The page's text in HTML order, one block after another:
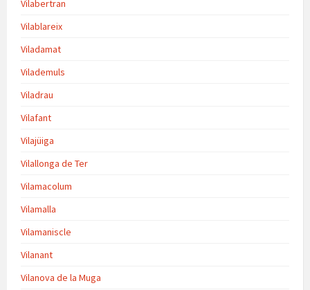
Vilabertran
Vilablareix
Viladamat
Vilademuls
Viladrau
Vilafant
Vilajüiga
Vilallonga de Ter
Vilamacolum
Vilamalla
Vilamaniscle
Vilanant
Vilanova de la Muga